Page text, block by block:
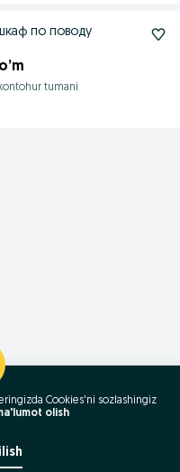
tumani
Cookies'ni sozlashingiz
olish